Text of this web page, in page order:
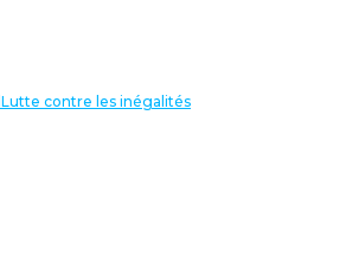
Lutte contre les inégalités